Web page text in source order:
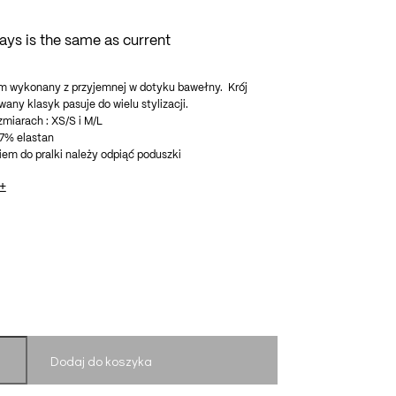
is the same as current
wykonany z przyjemnej w dotyku bawełny. Krój
klasyk pasuje do wielu stylizacji.
: XS/S i M/L
elastan
do pralki należy odpiąć poduszki
+
cm
: 62 cm
cm
Dodaj do koszyka